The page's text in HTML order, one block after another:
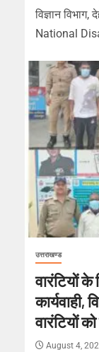
विज्ञान
National
उत्तराखण्ड
वारंटियों
कार्यवाही,
वारंटियों
August 4,